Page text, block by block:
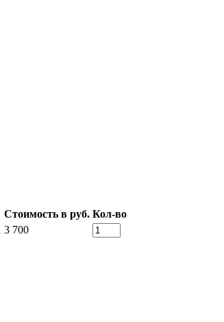
Стоимость в руб. Кол-во
3 700